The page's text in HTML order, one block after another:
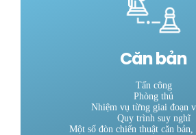
Căn bản
Tấn công
Phòng thủ
Nhiệm vụ từng giai đoạn
Quy trình suy nghĩ
Một số đòn chiến thuật căn bản,